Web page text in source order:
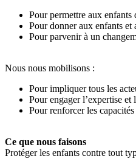
Pour permettre aux enfants
Pour donner aux enfants et
Pour parvenir à un
Nous nous mobilisons :
Pour impliquer tous les
Pour engager l’expertise et
Pour renforcer les
Ce que nous faisons
Protéger les enfants contre tout